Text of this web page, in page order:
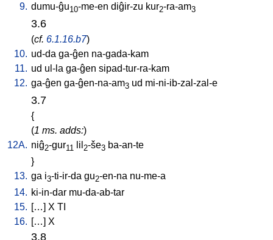
9. dumu-ĝu10-me-en diĝir-zu kur2-ra-am3
3.6
(cf. 6.1.16.b7)
10. ud-da ga-ĝen na-gada-kam
11. ud ul-la ga-ĝen sipad-tur-ra-kam
12. ga-ĝen ga-ĝen-na-am3 ud mi-ni-ib-zal-zal-e
3.7
{
(1 ms. adds:)
12A. niĝ2-gur11 lil 2-še3 ba-an-te
}
13. ga i3-ti-ir-da gu2-en-na nu-me-a
14. ki-in-dar mu-da-ab-tar
15. […] X TI
16. […] X
3.8